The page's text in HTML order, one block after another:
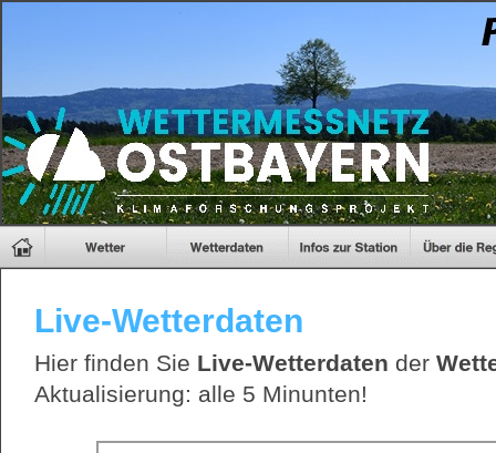
Live-Wetterdaten
Hier finden Sie Live-Wetterdaten der
Aktualisierung: alle 5 Minunten!